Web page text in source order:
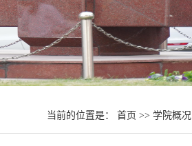
当前的位置是： 首页 >> 学院概况